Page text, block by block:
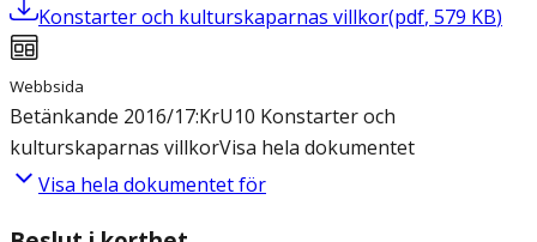
Konstarter och kulturskaparnas villkor(pdf, 579 KB)
Webbsida
Betänkande 2016/17:KrU10 Konstarter och
kulturskaparnas villkorVisa hela dokumentet
Visa hela dokumentet för